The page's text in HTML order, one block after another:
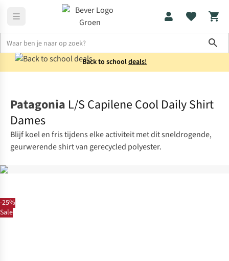
Back to schooldeals!
-25%
Sale
Patagonia L/S Capilene Cool Daily Shirt
Dames
Blijf koel en fris tijdens elke activiteit met dit sneldrogende,
geurwerende shirt van gerecycled polyester.